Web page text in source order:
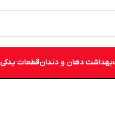
بهداشت دهان و دندانقطعات یدکی